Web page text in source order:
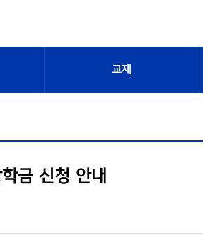
교재
금 신청 안내